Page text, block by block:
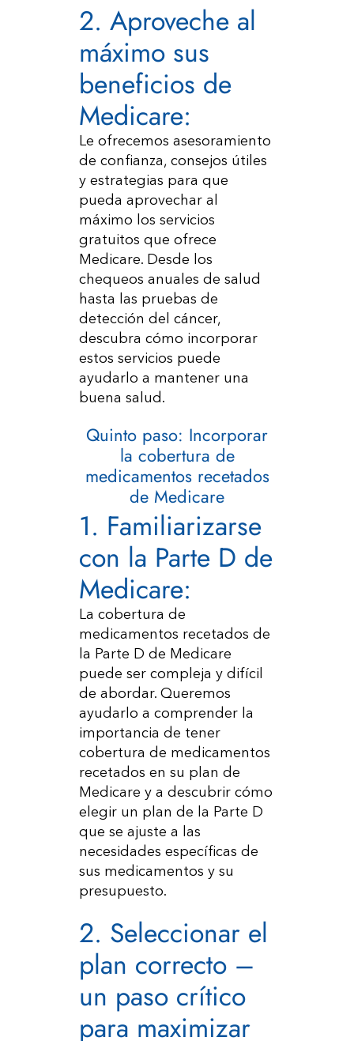
2. Aproveche al
máximo sus
beneficios de
Medicare:
Le ofrecemos asesoramiento
de confianza, consejos útiles
y estrategias para que
pueda aprovechar al
máximo los servicios
gratuitos que ofrece
Medicare. Desde los
chequeos anuales de salud
hasta las pruebas de
detección del cáncer,
descubra cómo incorporar
estos servicios puede
ayudarlo a mantener una
buena salud.
Quinto paso: Incorporar
la cobertura de
medicamentos recetados
de Medicare
1. Familiarizarse
con la Parte D de
Medicare:
La cobertura de
medicamentos recetados de
la Parte D de Medicare
puede ser compleja y difícil
de abordar. Queremos
ayudarlo a comprender la
importancia de tener
cobertura de medicamentos
recetados en su plan de
Medicare y a descubrir cómo
elegir un plan de la Parte D
que se ajuste a las
necesidades específicas de
sus medicamentos y su
presupuesto.
2. Seleccionar el
plan correcto –
un paso crítico
para maximizar